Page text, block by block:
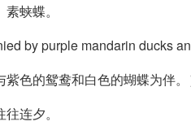
蛱蝶。
by purple mandarin ducks
紫色的鸳鸯和白色的蝴蝶为伴。
连夕。